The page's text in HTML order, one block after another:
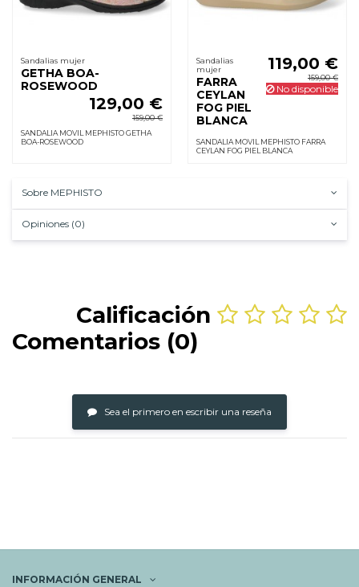
Sandalias mujer
GETHA BOA-
ROSEWOOD
129,00 €
159,00 €
SANDALIA MOVIL MEPHISTO GETHA
BOA-ROSEWOOD
Sandalias
mujer
FARRA
CEYLAN
FOG PIEL
BLANCA
119,00 €
159,00 €
No disponible
SANDALIA MOVIL MEPHISTO FARRA
CEYLAN FOG PIEL BLANCA
Sobre MEPHISTO
Opiniones (0)
Calificación
Comentarios (0)
Sea el primero en escribir una reseña
INFORMACIÓN GENERAL